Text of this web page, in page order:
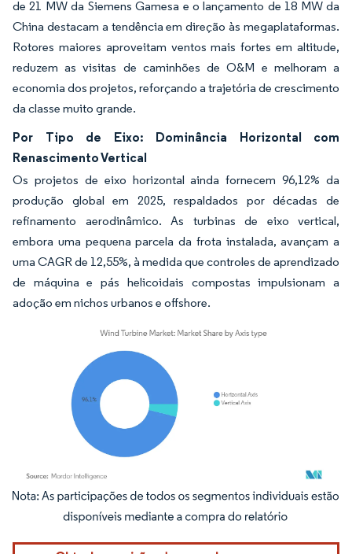
de 21 MW da Siemens Gamesa e o lançamento de 18 MW da
China destacam a tendência em direção às megaplataformas.
Rotores maiores aproveitam ventos mais fortes em altitude,
reduzem as visitas de caminhões de O&M e melhoram a
economia dos projetos, reforçando a trajetória de crescimento
da classe muito grande.
Por Tipo de Eixo: Dominância Horizontal com
Renascimento Vertical
Os projetos de eixo horizontal ainda fornecem 96,12% da
produção global em 2025, respaldados por décadas de
refinamento aerodinâmico. As turbinas de eixo vertical,
embora uma pequena parcela da frota instalada, avançam a
uma CAGR de 12,55%, à medida que controles de aprendizado
de máquina e pás helicoidais compostas impulsionam a
adoção em nichos urbanos e offshore.
Imagem © Mordor Intelligence. O reuso requer atribuição conforme CC BY 4.0.